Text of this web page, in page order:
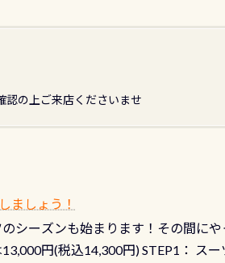
認の上ご来店くださいませ
ましょう！
シーズンも始まります！その間に
円(税込14,300円) STEP1： ス